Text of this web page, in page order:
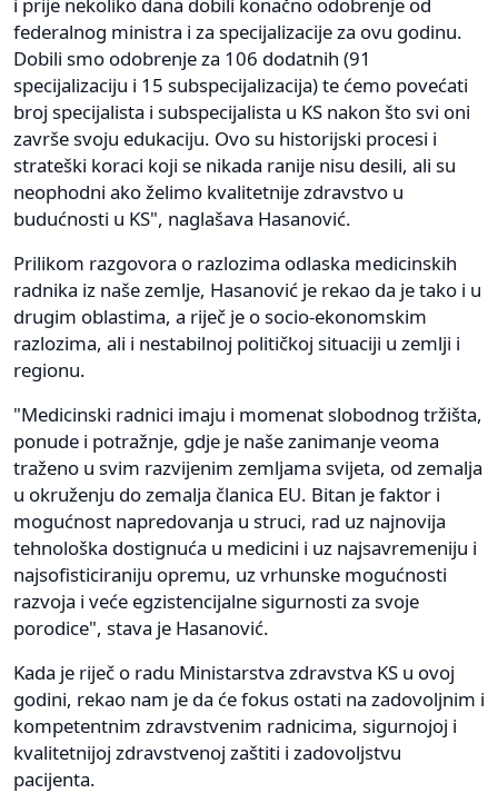
federalnog ministra i za specijalizacije za ovu godinu.
Dobili smo odobrenje za 106 dodatnih (91
specijalizaciju i 15 subspecijalizacija) te ćemo povećati
broj specijalista i subspecijalista u KS nakon što svi oni
završe svoju edukaciju. Ovo su historijski procesi i
strateški koraci koji se nikada ranije nisu desili, ali su
neophodni ako želimo kvalitetnije zdravstvo u
budućnosti u KS", naglašava Hasanović.
Prilikom razgovora o razlozima odlaska medicinskih
radnika iz naše zemlje, Hasanović je rekao da je tako i u
drugim oblastima, a riječ je o socio-ekonomskim
razlozima, ali i nestabilnoj političkoj situaciji u zemlji i
regionu.
"Medicinski radnici imaju i momenat slobodnog tržišta,
ponude i potražnje, gdje je naše zanimanje veoma
traženo u svim razvijenim zemljama svijeta, od zemalja
u okruženju do zemalja članica EU. Bitan je faktor i
mogućnost napredovanja u struci, rad uz najnovija
tehnološka dostignuća u medicini i uz najsavremeniju i
najsofisticiraniju opremu, uz vrhunske mogućnosti
razvoja i veće egzistencijalne sigurnosti za svoje
porodice", stava je Hasanović.
Kada je riječ o radu Ministarstva zdravstva KS u ovoj
godini, rekao nam je da će fokus ostati na zadovoljnim i
kompetentnim zdravstvenim radnicima, sigurnojoj i
kvalitetnijoj zdravstvenoj zaštiti i zadovoljstvu
pacijenta.